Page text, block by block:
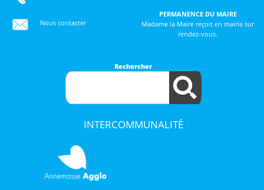
Nous contacter
PERMANENCE DU MAIRE
Madame la Maire reçoit en mairie sur
rendez-vous.
Rechercher
INTERCOMMUNALITÉ